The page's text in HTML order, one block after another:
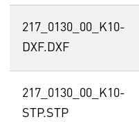
217_0130_00_K10-
DXF.DXF
217_0130_00_K10-
STP.STP